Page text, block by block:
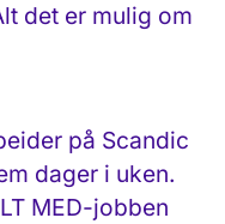
det er mulig om
på Scandic
dager i uken.
MED-jobben